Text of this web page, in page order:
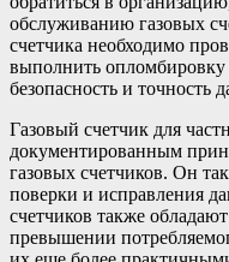
обслуживанию газовых
счетчика необходимо
выполнить опломбировку
безопасность и точность
Газовый счетчик для
документированным
газовых счетчиков. Он
поверки и исправления
счетчиков также
превышении